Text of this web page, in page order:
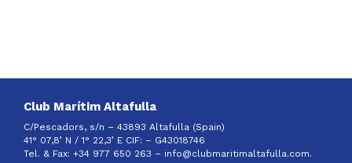
Club Marítim Altafulla
C/Pescadors, s/n – 43893 Altafulla (Spain)
41° 07,8’ N / 1° 22,3’ E CIF: – G43018746
Tel. & Fax: +34 977 650 263 – info@clubmaritimaltafulla.com.